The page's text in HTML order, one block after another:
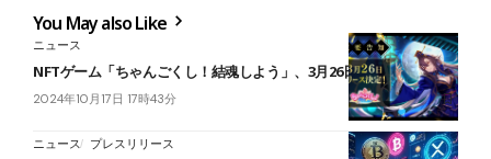
You May also Like
ニュース
NFTゲーム「ちゃんごくし！結魂しよう」、3月26日にリリース決定
2024年10月17日 17時43分
ニュース プレスリリース